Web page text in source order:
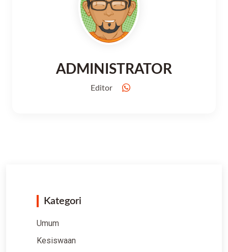
ADMINISTRATOR
Editor
Kategori
Umum
Kesiswaan